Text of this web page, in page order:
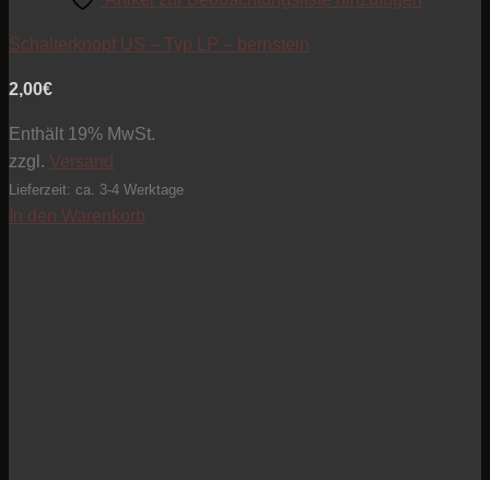
Schalterknopf US – Typ LP – bernstein
2,00€
Enthält 19% MwSt.
zzgl. Versand
Lieferzeit: ca. 3-4 Werktage
In den Warenkorb